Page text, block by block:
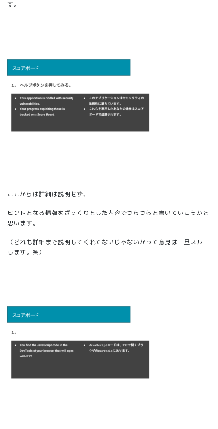
す。
ここからは詳細は説明せず、
ヒントとなる情報をざっくりとした内容でつらつらと書いていこうかと
思います。
（どれも詳細まで説明してくれてないじゃないかって意見は一旦スルー
します。笑）